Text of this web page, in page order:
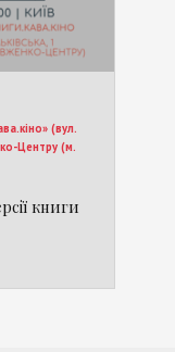
(вул.
Центру (м.
книги